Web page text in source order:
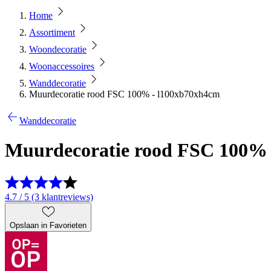
Home
Assortiment
Woondecoratie
Woonaccessoires
Wanddecoratie
Muurdecoratie rood FSC 100% - l100xb70xh4cm
Wanddecoratie
Muurdecoratie rood FSC
4.7 / 5 (3 klantreviews)
Opslaan in Favorieten